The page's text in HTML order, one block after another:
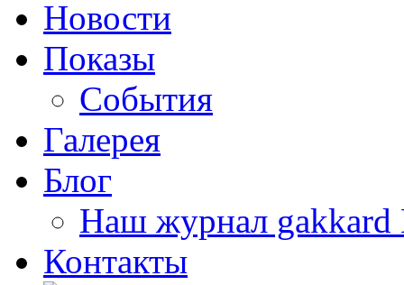
Новости
Показы
События
Галерея
Блог
Наш журнал gakkard
Контакты